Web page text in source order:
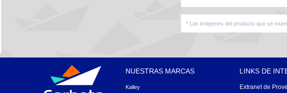
* Las imágenes del producto que se
NUESTRAS MARCAS
Kalley
LINKS DE
Extranet de